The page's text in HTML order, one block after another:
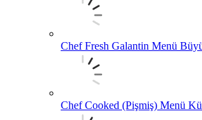
Chef Fresh Galantin Menü
Chef Cooked (Pişmiş) Menü